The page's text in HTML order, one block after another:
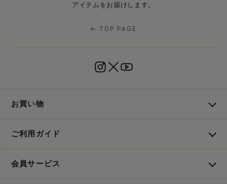
アイテムをお届けします。
← TOP PAGE
お買い物
ご利用ガイド
会員サービス